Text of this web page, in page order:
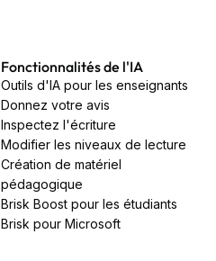
Fonctionnalités de l'IA
Outils d'IA pour les enseignants
Donnez votre avis
Inspectez l'écriture
Modifier les niveaux de lecture
Création de matériel
pédagogique
Brisk Boost pour les étudiants
Brisk pour Microsoft